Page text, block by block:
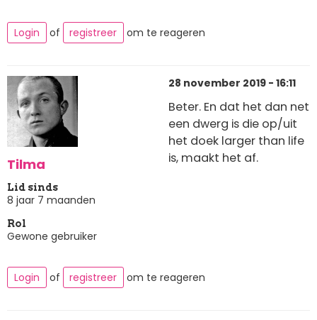
Login of registreer om te reageren
Tilma
Lid sinds
8 jaar 7 maanden
Rol
Gewone gebruiker
28 november 2019 - 16:11
Beter. En dat het dan net
een dwerg is die op/uit
het doek larger than life
is, maakt het af.
Login of registreer om te reageren